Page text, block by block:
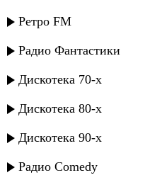
Ретро FM
Радио Фантастики
Дискотека 70-х
Дискотека 80-х
Дискотека 90-х
Радио Comedy
Садвал - Киани яр
Жаклина - Мой
Руслан Яриков и